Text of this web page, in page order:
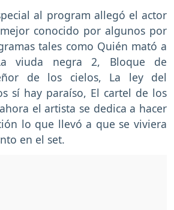
al program allegó el actor
mejor conocido por algunos por
tales como Quién mató a
viuda negra 2, Bloque de
de los cielos, La ley del
sí hay paraíso, El cartel de los
el artista se dedica a hacer
lo que llevó a que se viviera
en el set.